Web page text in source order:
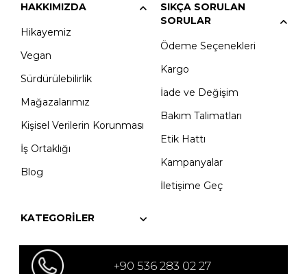
HAKKIMIZDA
Hikayemiz
Vegan
Sürdürülebilirlik
Mağazalarımız
Kişisel Verilerin Korunması
İş Ortaklığı
Blog
SIKÇA SORULAN
SORULAR
Ödeme Seçenekleri
Kargo
İade ve Değişim
Bakım Talimatları
Etik Hattı
Kampanyalar
İletişime Geç
KATEGORILER
+90 536 283 02 27